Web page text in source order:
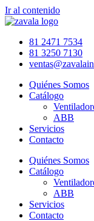
Ir al contenido
81 2471 7534
81 3250 7130
Quiénes Somos
Catálogo
ABB
Servicios
Contacto
Quiénes Somos
Catálogo
ABB
Servicios
Contacto